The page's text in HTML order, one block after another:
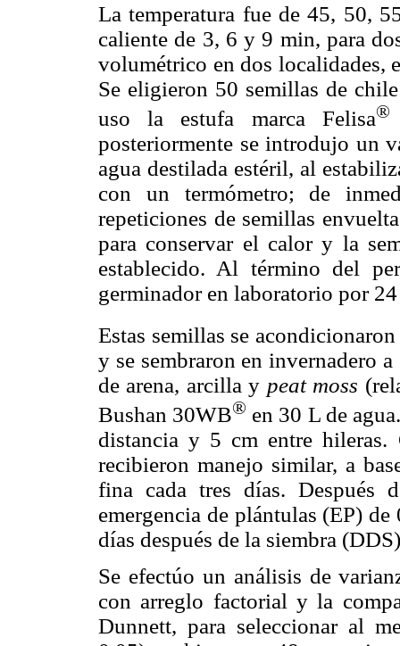
La temperatura fue de 45, 50,
caliente de 3, 6 y 9 min, para
volumétrico en dos localidades,
Se eligieron 50 semillas de
uso la estufa marca Felisa®
posteriormente se introdujo un
agua destilada estéril, al
con un termómetro; de
repeticiones de semillas
para conservar el calor y la
establecido. Al término del
germinador en laboratorio por
Estas semillas se
y se sembraron en invernadero
de arena, arcilla y peat moss
Bushan 30WB® en 30 L de
distancia y 5 cm entre hileras.
recibieron manejo similar, a
fina cada tres días. Después
emergencia de plántulas (EP)
días después de la siembra
Se efectúo un análisis de
con arreglo factorial y la
Dunnett, para seleccionar al